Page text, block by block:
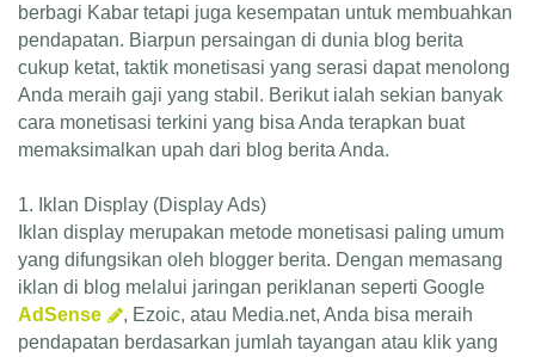
berbagi Kabar tetapi juga kesempatan untuk membuahkan
pendapatan. Biarpun persaingan di dunia blog berita
cukup ketat, taktik monetisasi yang serasi dapat menolong
Anda meraih gaji yang stabil. Berikut ialah sekian banyak
cara monetisasi terkini yang bisa Anda terapkan buat
memaksimalkan upah dari blog berita Anda.
1. Iklan Display (Display Ads)
Iklan display merupakan metode monetisasi paling umum
yang difungsikan oleh blogger berita. Dengan memasang
iklan di blog melalui jaringan periklanan seperti Google
AdSense
, Ezoic, atau Media.net, Anda bisa meraih
pendapatan berdasarkan jumlah tayangan atau klik yang